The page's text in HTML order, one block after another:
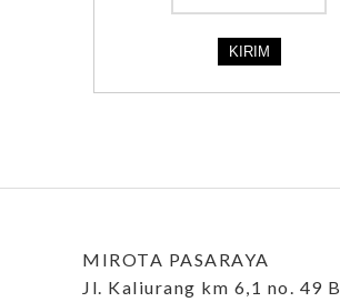
MIROTA PASARAYA
Jl. Kaliurang km 6,1 no. 49 B